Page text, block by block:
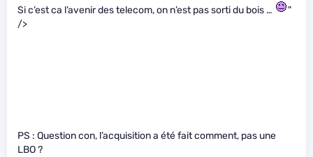
Si c’est ca l’avenir des telecom, on n’est pas sorti du bois …
"
/>
PS : Question con, l’acquisition a été fait comment, pas une
LBO ?